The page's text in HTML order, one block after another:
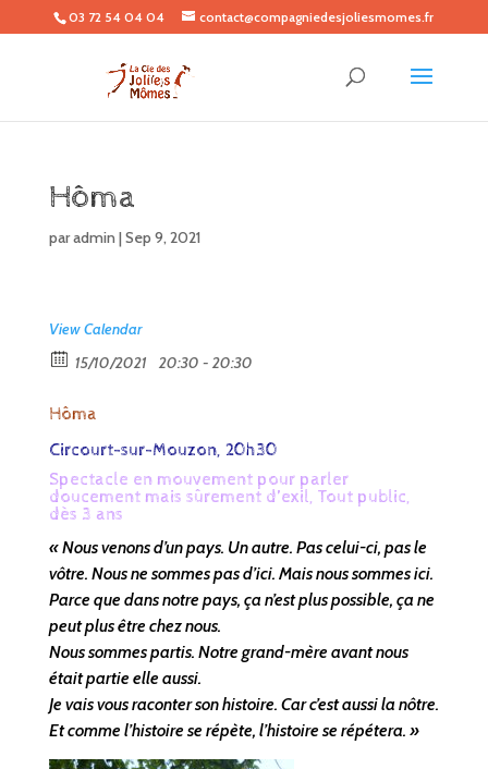
03 72 54 04 04 contact@compagniedesjoliesmomes.fr
Hôma
paradmin |Sep 9, 2021
View Calendar
15/10/2021
20:30 - 20:30
Hôma
Circourt-sur-Mouzon, 20h30
Spectacle en mouvement pour parler
doucement mais sûrement d’exil, Tout public,
dès 3 ans
« Nous venons d’un pays. Un autre. Pas celui-ci, pas le
vôtre. Nous ne sommes pas d’ici. Mais nous sommes ici.
Parce que dans notre pays, ça n’est plus possible, ça ne
peut plus être chez nous.
Nous sommes partis. Notre grand-mère avant nous
était partie elle aussi.
Je vais vous raconter son histoire. Car c’est aussi la nôtre.
Et comme l’histoire se répète, l’histoire se répétera. »